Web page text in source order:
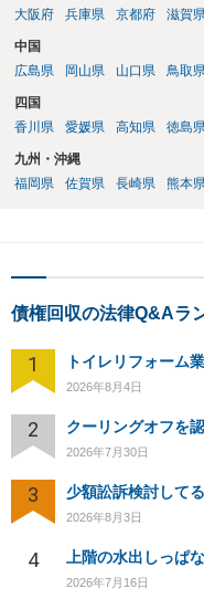
大阪府
兵庫県 京都府 滋賀
中国
広島県
岡山県 山口県 鳥取
四国
香川県
愛媛県 高知県 徳島
九州・沖縄
福岡県
佐賀県 長崎県 熊本
債権回収の法律Q&Aラ
1 トイレリフォーム
2026年8月4日
2
2026年7月30日
3 少額訟訴検討して
2026年8月3日
4
2026年7月16日